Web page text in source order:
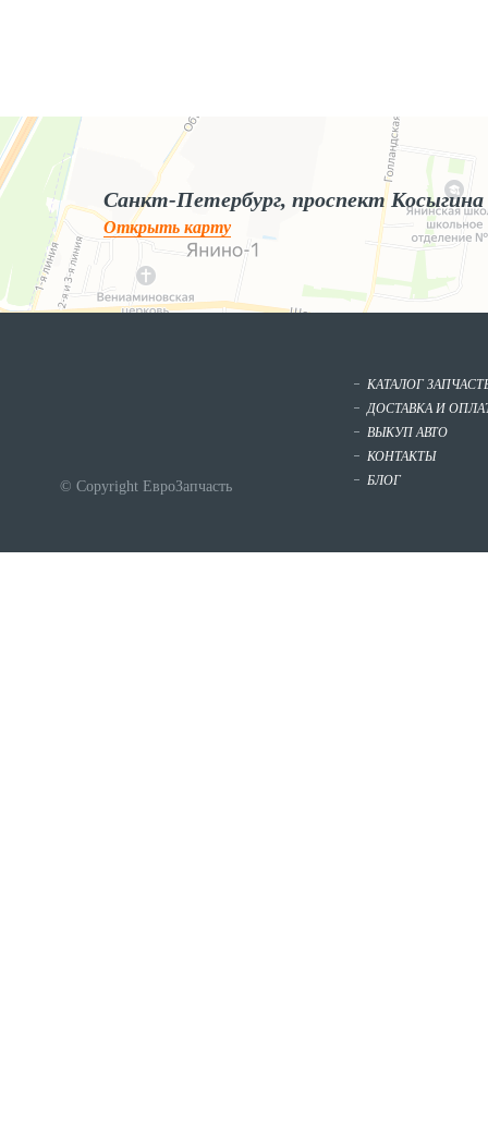
Яндекс.Карты
Яндекс.Карты — поиск мест и адресов, городской транспорт
Санкт-Петербург, проспект Косыгина
Открыть карту
© Copyright ЕвроЗапчасть
КАТАЛОГ
ДОСТАВКА И
ВЫКУП АВТО
КОНТАКТЫ
БЛОГ